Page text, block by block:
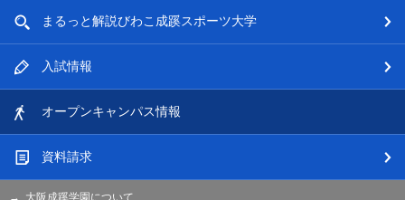
まるっと解説びわこ成蹊スポーツ大学
入試情報
オープンキャンパス情報
資料請求